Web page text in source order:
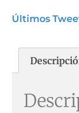
Últimos